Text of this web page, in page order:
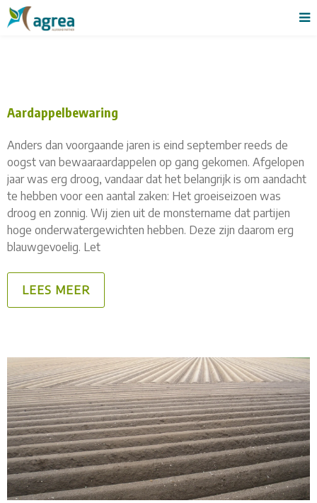
Aardappelbewaring
Anders dan voorgaande jaren is eind september reeds de
oogst van bewaaraardappelen op gang gekomen. Afgelopen
jaar was erg droog, vandaar dat het belangrijk is om aandacht
te hebben voor een aantal zaken: Het groeiseizoen was
droog en zonnig. Wij zien uit de monstername dat partijen
hoge onderwatergewichten hebben. Deze zijn daarom erg
blauwgevoelig. Let
LEES MEER